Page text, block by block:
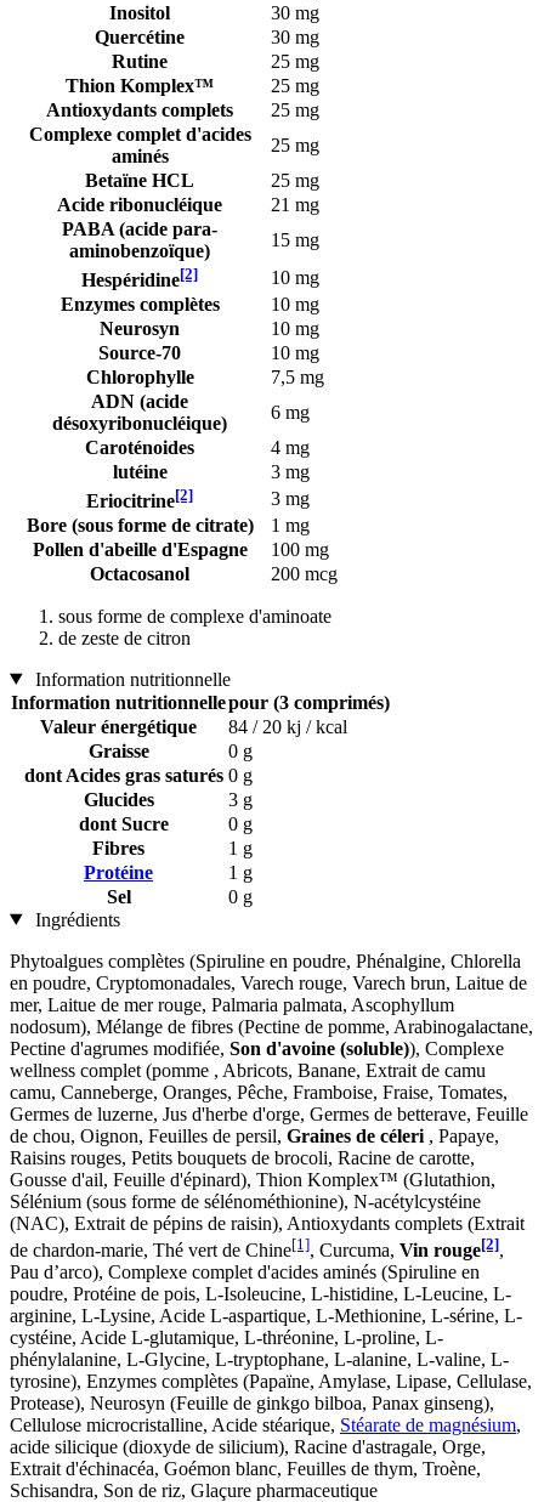
Inositol
30 mg
Quercétine
30 mg
Rutine
25 mg
Thion Komplex™
25 mg
Antioxydants complets
25 mg
Complexe complet d'acides
aminés
25 mg
Betaïne HCL
25 mg
Acide ribonucléique
21 mg
PABA (acide para-
aminobenzoïque)
15 mg
Hespéridine[2]
10 mg
Enzymes complètes
10 mg
Neurosyn
10 mg
Source-70
10 mg
Chlorophylle
7,5 mg
ADN (acide
désoxyribonucléique)
6 mg
Caroténoides
4 mg
lutéine
3 mg
Eriocitrine[2]
3 mg
Bore (sous forme de citrate)
1 mg
Pollen d'abeille d'Espagne
100 mg
Octacosanol
200 mcg
sous forme de complexe d'aminoate
de zeste de citron
Information nutritionnelle
Information nutritionnellepour (3 comprimés)
Valeur énergétique
84 / 20 kj / kcal
Graisse
0 g
dont Acides gras saturés 0 g
Glucides
3 g
dont Sucre
0 g
Fibres
1 g
Protéine
1 g
Sel
0 g
Ingrédients
Phytoalgues complètes (Spiruline en poudre, Phénalgine, Chlorella
en poudre, Cryptomonadales, Varech rouge, Varech brun, Laitue de
mer, Laitue de mer rouge, Palmaria palmata, Ascophyllum
nodosum), Mélange de fibres (Pectine de pomme, Arabinogalactane,
Pectine d'agrumes modifiée, Son d'avoine (soluble)), Complexe
wellness complet (pomme , Abricots, Banane, Extrait de camu
camu, Canneberge, Oranges, Pêche, Framboise, Fraise, Tomates,
Germes de luzerne, Jus d'herbe d'orge, Germes de betterave, Feuille
de chou, Oignon, Feuilles de persil, Graines de céleri , Papaye,
Raisins rouges, Petits bouquets de brocoli, Racine de carotte,
Gousse d'ail, Feuille d'épinard), Thion Komplex™ (Glutathion,
Sélénium (sous forme de sélénométhionine), N-acétylcystéine
(NAC), Extrait de pépins de raisin), Antioxydants complets (Extrait
de chardon-marie, Thé vert de Chine[1], Curcuma, Vin rouge[2],
Pau d’arco), Complexe complet d'acides aminés (Spiruline en
poudre, Protéine de pois, L-Isoleucine, L-histidine, L-Leucine, L-
arginine, L-Lysine, Acide L-aspartique, L-Methionine, L-sérine, L-
cystéine, Acide L-glutamique, L-thréonine, L-proline, L-
phénylalanine, L-Glycine, L-tryptophane, L-alanine, L-valine, L-
tyrosine), Enzymes complètes (Papaïne, Amylase, Lipase, Cellulase,
Protease), Neurosyn (Feuille de ginkgo bilboa, Panax ginseng),
Cellulose microcristalline, Acide stéarique, Stéarate de magnésium,
acide silicique (dioxyde de silicium), Racine d'astragale, Orge,
Extrait d'échinacéa, Goémon blanc, Feuilles de thym, Troène,
Schisandra, Son de riz, Glaçure pharmaceutique